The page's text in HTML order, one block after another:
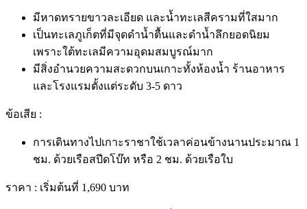
มีหาดทรายขาวละเอียด และน้ำทะเลสีครามที่ใสมาก
เป็นทะเลภูเก็ตที่มีจุดดำน้ำตื้นและดำน้ำลึกยอดนิยม
เพราะใต้ทะเลมีความอุดมสมบูรณ์มาก
มีสิ่งอำนวยความสะดวกบนเกาะทั้งห้องน้ำ ร้านอาหาร
และโรงแรมตั้งแต่ระดับ 3-5 ดาว
ข้อเสีย :
การเดินทางไปเกาะราชาใช้เวลาค่อนข้างนานประมาณ 1
ชม. ด้วยเรือสปีดโบ๊ท หรือ 2 ชม. ด้วยเรือใบ
ราคา : เริ่มต้นที่ 1,690 บาท